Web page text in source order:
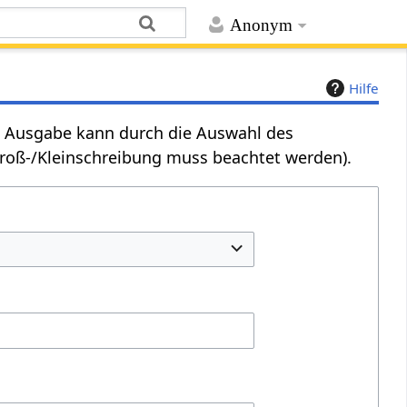
Anonym
Hilfe
kann durch die Auswahl des
Kleinschreibung muss beachtet werden).